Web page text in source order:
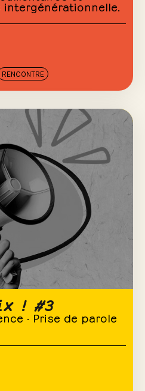
RENCONTRE
! #3
· Prise de parole